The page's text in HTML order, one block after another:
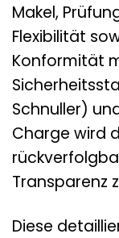
Makel,
Flexibilität
Konformität
Schnuller)
Charge wird
Transparenz
Diese